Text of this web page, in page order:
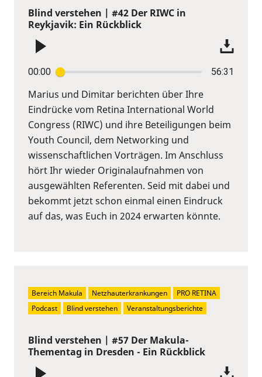
Blind verstehen | #42 Der RIWC in
Reykjavik: Ein Rückblick
00:00 56:31
Marius und Dimitar berichten über Ihre
Eindrücke vom Retina International World
Congress (RIWC) und ihre Beteiligungen beim
Youth Council, dem Networking und
wissenschaftlichen Vorträgen. Im Anschluss
hört Ihr wieder Originalaufnahmen von
ausgewählten Referenten. Seid mit dabei und
bekommt jetzt schon einmal einen Eindruck
auf das, was Euch in 2024 erwarten könnte.
Blind verstehen | #57 Der Makula-
Thementag in Dresden - Ein Rückblick
Bereich Makula Netzhauterkrankungen
PRO RETINA
Podcast
Blind verstehen Veranstaltungsberichte